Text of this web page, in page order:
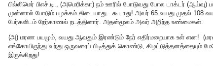
பில்லிமெர் பிஎச்.டி., (அமெரிக்கா) நம் ஊரில் போடுவது போல டாக்டர் (ஆய்வு)
முன்னால் போடும் பழக்கம் கிடையாது. கூடாது! அவர் 65 வயது முதல் 108
பேர்களிடம் நேர்காணல் நடத்தினார். அதன்மூலம் அவர் அறிந்த உண்மைகள்:
(அ) மரண பயமும், வயது ஆவதும் இரண்டும் நேர் எதிர்மறையாக உள் ளன!
எங்கோயிருந்து வந்து ஒருவரைப் பிடித்துக் கொண்டு, கிழட்டுத்தனத்தையும்
இருக்கிறது!